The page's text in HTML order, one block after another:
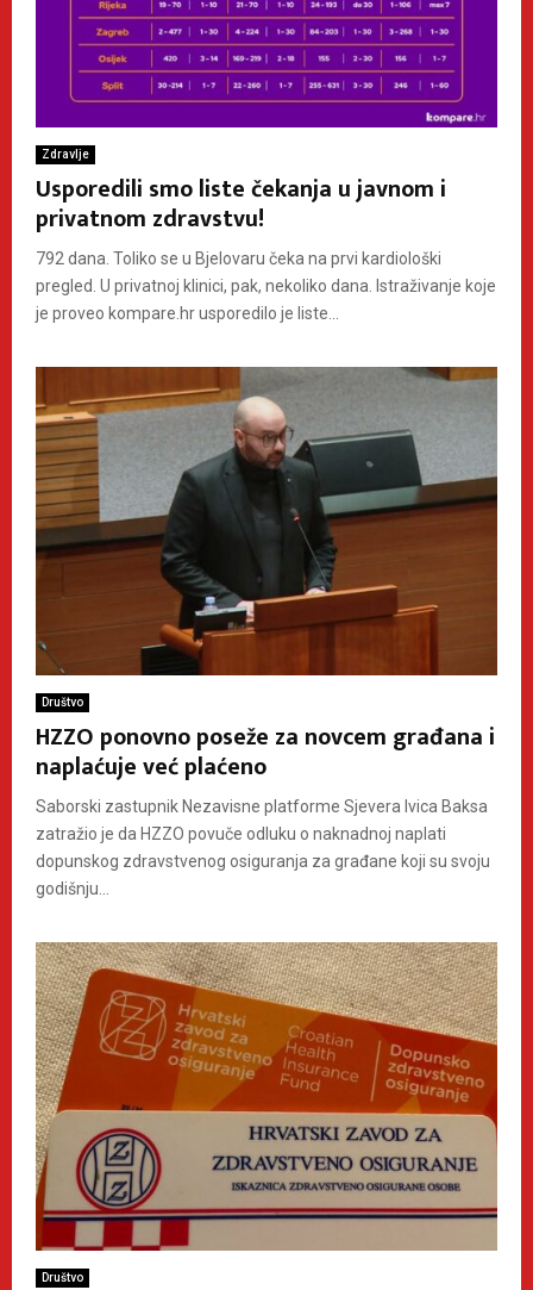
Zdravlje
Usporedili smo liste čekanja u javnom i
privatnom zdravstvu!
792 dana. Toliko se u Bjelovaru čeka na prvi kardiološki
pregled. U privatnoj klinici, pak, nekoliko dana. Istraživanje koje
je proveo kompare.hr usporedilo je liste...
Društvo
HZZO ponovno poseže za novcem građana i
naplaćuje već plaćeno
Saborski zastupnik Nezavisne platforme Sjevera Ivica Baksa
zatražio je da HZZO povuče odluku o naknadnoj naplati
dopunskog zdravstvenog osiguranja za građane koji su svoju
godišnju...
Društvo